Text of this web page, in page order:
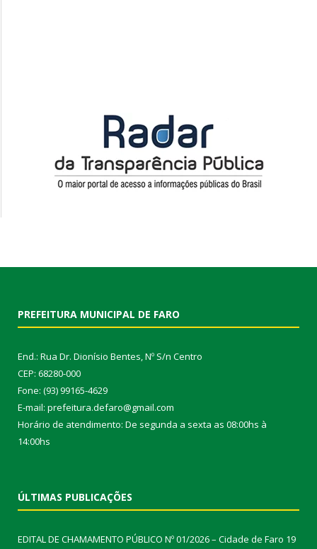
PREFEITURA MUNICIPAL DE FARO
End.: Rua Dr. Dionísio Bentes, Nº S/n Centro
CEP: 68280-000
Fone: (93) 99165-4629
E-mail: prefeitura.defaro@gmail.com
Horário de atendimento: De segunda a sexta as 08:00hs à
14:00hs
ÚLTIMAS PUBLICAÇÕES
EDITAL DE CHAMAMENTO PÚBLICO Nº 01/2026 – Cidade de Faro 19